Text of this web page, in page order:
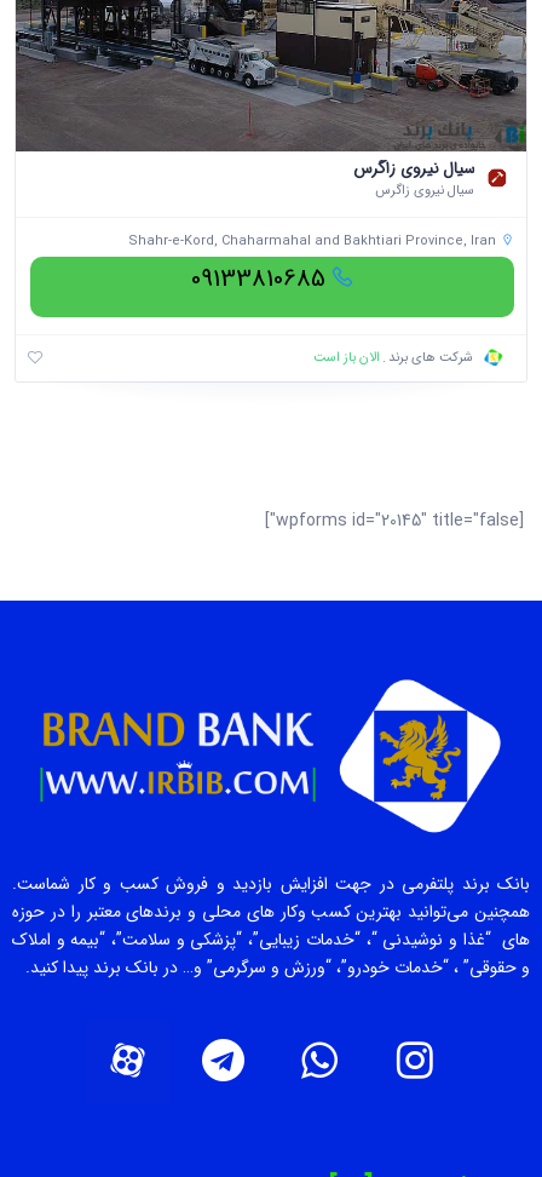
سیال نیروی زاگرس
سیال نیروی زاگرس
Shahr-e-Kord, Chaharmahal and Bakhtiari Province, Iran
09133810685
شرکت های برند الان باز است
[wpforms id="20145" title="false"]
بانک برند پلتفرمی در جهت افزایش بازدید و فروش کسب و کار شماست.
همچنین می‌توانید بهترین کسب وکار های محلی و برندهای معتبر را در حوزه
های “غذا و نوشیدنی “، “خدمات زیبایی”، “پزشکی و سلامت”، “بیمه و املاک
و حقوقی” ، “خدمات خودرو”، “ورزش و سرگرمی” و… در بانک برند پیدا کنید.